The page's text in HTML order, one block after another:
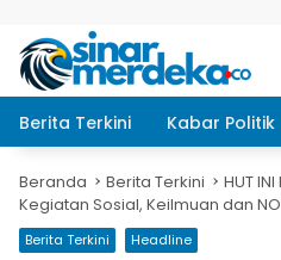
Berita Terkini Kabar Politik
Beranda Berita Terkini
HUT
Kegiatan Sosial, Keilmuan dan
Berita Terkini Headline